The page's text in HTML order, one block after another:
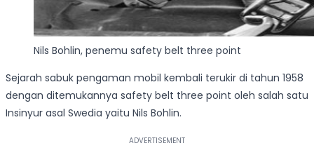
Nils Bohlin, penemu safety belt three point
Sejarah sabuk pengaman mobil kembali terukir di tahun 1958
dengan ditemukannya safety belt three point oleh salah satu
Insinyur asal Swedia yaitu Nils Bohlin.